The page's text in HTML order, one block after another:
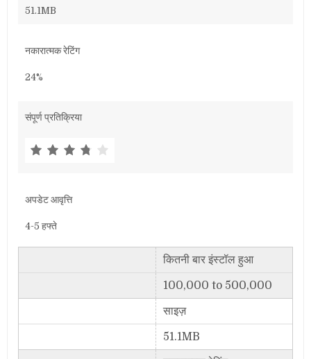
51.1MB
नकारात्मक रेटिंग
24%
संपूर्ण प्रतिक्रिया
अपडेट आवृत्ति
4-5 हफ्ते
कितनी बार इंस्टॉल हुआ
100,000 to 500,000
साइज़
51.1MB